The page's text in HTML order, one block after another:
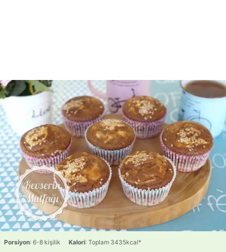
Porsiyon: 6-8 kişilik Kalori: Toplam 3435kcal*